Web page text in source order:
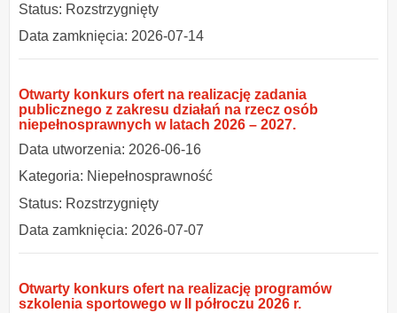
Status: Rozstrzygnięty
Data zamknięcia: 2026-07-14
Otwarty konkurs ofert na realizację zadania
publicznego z zakresu działań na rzecz osób
niepełnosprawnych w latach 2026 – 2027.
Data utworzenia: 2026-06-16
Kategoria: Niepełnosprawność
Status: Rozstrzygnięty
Data zamknięcia: 2026-07-07
Otwarty konkurs ofert na realizację programów
szkolenia sportowego w II półroczu 2026 r.